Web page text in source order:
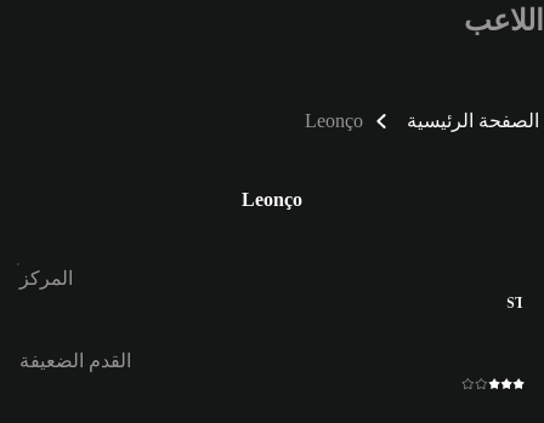
اللاعب
الصفحة الرئيسية Leonço
Leonço
المركز
ST
القدم الضعيفة